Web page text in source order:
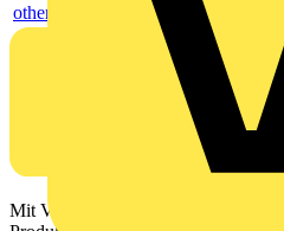
others
Mit Voltimum erhalten